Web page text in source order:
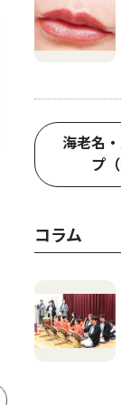
社会
海老名・座間・
普段見ら
月18日か
リーンセ
海老名
プ
コラム